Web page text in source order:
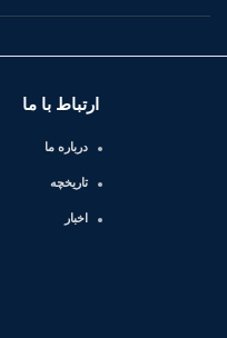
ارتباط با ما
درباره ما
تاریخچه
اخبار